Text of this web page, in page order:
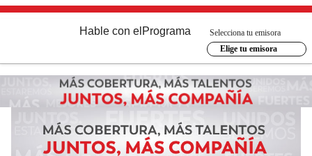
Hable con el Programa
Selecciona tu emisora
Elige tu emisora